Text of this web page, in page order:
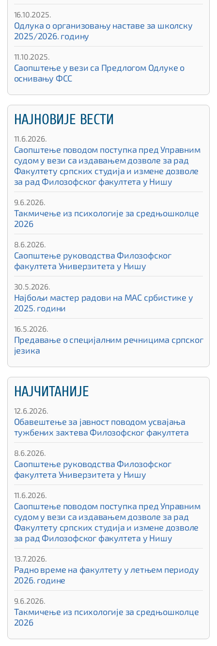
16.10.2025.
Одлука о организовању наставе за школску
2025/2026. годину
11.10.2025.
Саопштење у вези са Предлогом Одлуке о
оснивању ФСС
НАЈНОВИЈЕ ВЕСТИ
11.6.2026.
Саопштење поводом поступка пред Управним
судом у вези са издавањем дозволе за рад
Факултету српских студија и измене дозволе
за рад Филозофског факултета у Нишу
9.6.2026.
Такмичење из психологије за средњошколце
2026
8.6.2026.
Саопштење руководства Филозофског
факултета Универзитета у Нишу
30.5.2026.
Најбољи мастер радови на МАС србистике у
2025. години
16.5.2026.
Предавање о специјалним речницима српског
језика
НАЈЧИТАНИЈЕ
12.6.2026.
Обавештење за јавност поводом усвајања
тужбених захтева Филозофског факултета
8.6.2026.
Саопштење руководства Филозофског
факултета Универзитета у Нишу
11.6.2026.
Саопштење поводом поступка пред Управним
судом у вези са издавањем дозволе за рад
Факултету српских студија и измене дозволе
за рад Филозофског факултета у Нишу
13.7.2026.
Радно време на факултету у летњем периоду
2026. године
9.6.2026.
Такмичење из психологије за средњошколце
2026